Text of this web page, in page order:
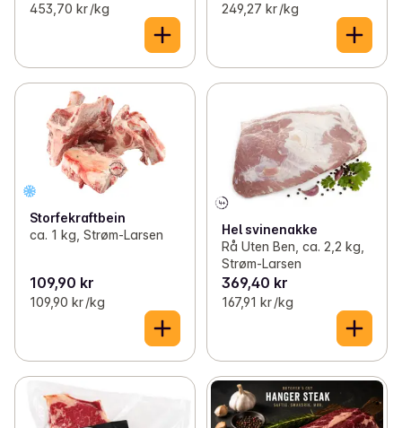
453,70 kr /kg 249,27 kr /kg
Storfekraftbein
ca. 1 kg, Strøm-Larsen
109,90 kr
109,90 kr /kg
Hel svinenakke
Rå Uten Ben, ca. 2,2 kg,
Strøm-Larsen
369,40 kr
167,91 kr /kg